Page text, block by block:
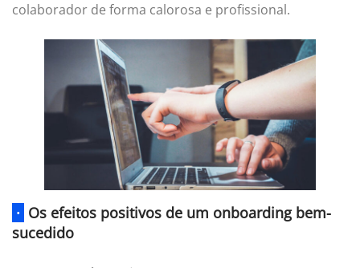
colaborador de forma calorosa e profissional.
· Os efeitos positivos de um onboarding bem-
sucedido